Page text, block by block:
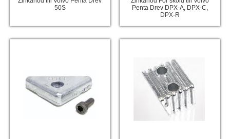
50S
Penta Drev DPX-A, DPX-C,
DPX-R